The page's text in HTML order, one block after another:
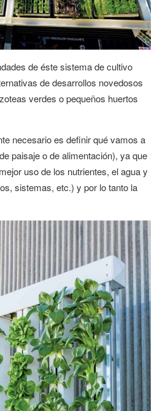
de éste sistema de cultivo
de desarrollos novedosos
verdes o pequeños huertos
necesario es definir qué vamos a
paisaje o de alimentación), ya que
uso de los nutrientes, el agua y
sistemas, etc.) y por lo tanto la